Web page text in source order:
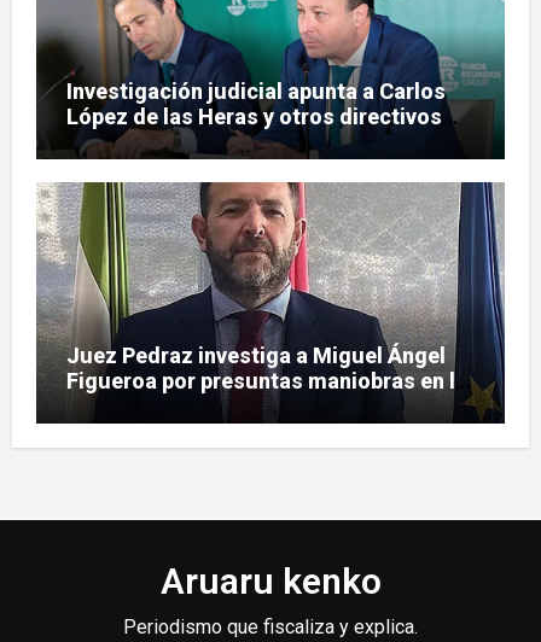
Investigación judicial apunta a Carlos
López de las Heras y otros directivos
por irregularidades en el rescate de
Tubos Reunidos
Juez Pedraz investiga a Miguel Ángel
Figueroa por presuntas maniobras en la
pieza SEPI
Aruaru kenko
Periodismo que fiscaliza y explica.